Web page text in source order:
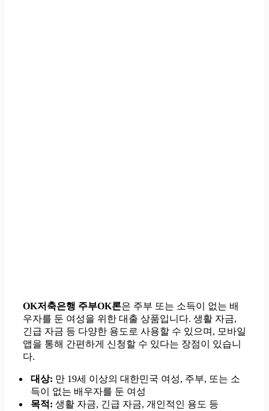
OK저축은행 주부OK론은 주부 또는 소득이 없는 배
우자를 둔 여성을 위한 대출 상품입니다. 생활 자금,
긴급 자금 등 다양한 용도로 사용할 수 있으며, 모바일
앱을 통해 간편하게 신청할 수 있다는 장점이 있습니
다.
대상: 만 19세 이상의 대한민국 여성, 주부, 또는 소
득이 없는 배우자를 둔 여성
목적: 생활 자금, 긴급 자금, 개인적인 용도 등